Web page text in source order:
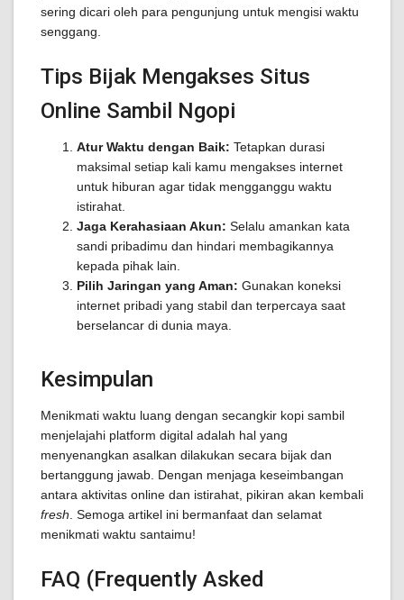
sering dicari oleh para pengunjung untuk mengisi waktu
senggang.
Tips Bijak Mengakses Situs
Online Sambil Ngopi
Atur Waktu dengan Baik: Tetapkan durasi
maksimal setiap kali kamu mengakses internet
untuk hiburan agar tidak mengganggu waktu
istirahat.
Jaga Kerahasiaan Akun: Selalu amankan kata
sandi pribadimu dan hindari membagikannya
kepada pihak lain.
Pilih Jaringan yang Aman: Gunakan koneksi
internet pribadi yang stabil dan terpercaya saat
berselancar di dunia maya.
Kesimpulan
Menikmati waktu luang dengan secangkir kopi sambil
menjelajahi platform digital adalah hal yang
menyenangkan asalkan dilakukan secara bijak dan
bertanggung jawab. Dengan menjaga keseimbangan
antara aktivitas online dan istirahat, pikiran akan kembali
fresh . Semoga artikel ini bermanfaat dan selamat
menikmati waktu santaimu!
FAQ (Frequently Asked